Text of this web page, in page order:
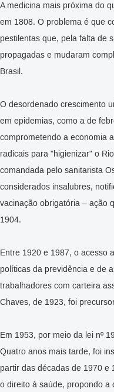
A medicina mais próxima do
em 1808. O problema é que
pestilentas que, pela falta de
propagadas e mudaram
Brasil.
O desordenado crescimento
em epidemias, como a de
comprometendo a economia
radicais para "higienizar" o
comandada pelo sanitarista
considerados insalubres,
vacinação obrigatória – ação
1904.
Entre 1920 e 1987, o acesso
políticas da previdência e de
trabalhadores com carteira
Chaves, de 1923, foi
Em 1953, por meio da lei nº
Quatro anos mais tarde, foi
partir das décadas de 1970 e
o direito à saúde, propondo a